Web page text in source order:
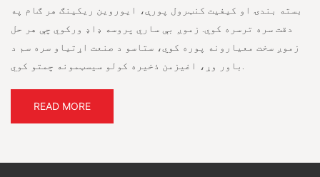
بسته بندۍ او کیفیت کنټرول پورې، ایوروین ریکینګ هر ګام په
دقت سره ترسره کوي. زموږ بې ساري پروسه ډاډ ورکوي چې هر حل
زموږ سخت معیارونه پوره کوي، ستاسو د صنعت اړتیاو سره سم د
باور وړ، اغیزمن ذخیره کولو سیسټمونه چمتو کوي.
READ MORE